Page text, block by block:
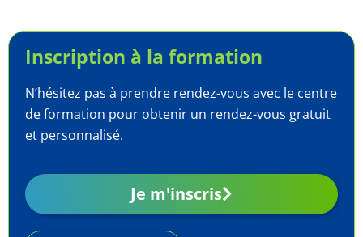
Inscription à la formation​
N’hésitez pas à prendre rendez-vous avec le centre
de formation pour obtenir un rendez-vous gratuit
et personnalisé.
Je m'inscris